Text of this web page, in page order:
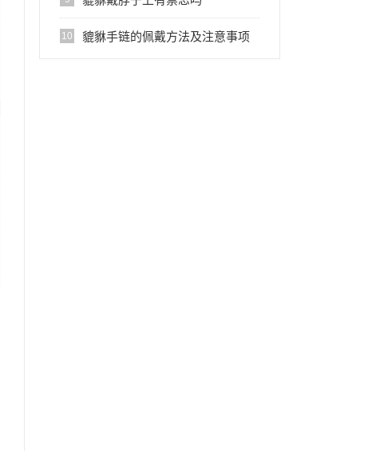
10 貔貅手链的佩戴方法及注意事项